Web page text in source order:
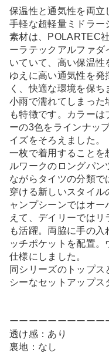
保温性と通気性を両立
手軽な超軽量ミドラー
素材は、POLARTEC
ーラテックアルファダ
いていて、高い保温性
ゆえに高い通気性を発
く、快適な環境を保
小雨で濡れてしまった
も特徴です。カラー
ーの3色をラインナッ
イズをそろえました。
一枚で着用することを
ルワークのロングパン
ながらタイツの分類で
穿ける新しいスタイル
ャンプシーンではオ
えて、デイリーでは
も活躍。両脇に手の
ッチポケットを配置
仕様にしました。
同シリーズのトップス
シーなセットアップス
ーーーーーーーーーー
透け感：あり
裏地：なし